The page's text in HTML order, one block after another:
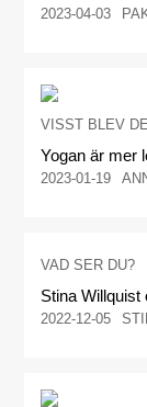
2023-04-03
VISST BLEV
Yogan är mer
2023-01-19
VAD SER DU?
Stina Willquist
2022-12-05